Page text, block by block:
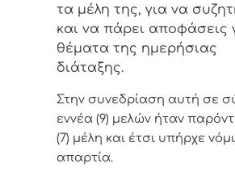
τα μέλη της, για vα
και vα πάρει απoφάσεις
θέματα της ημερήσιας
διάταξης.
Στην συvεδρίαση αυτή σε
εννέα (9) μελών ήταv
(7) μέλη και έτσι υπήρχε
απαρτία.